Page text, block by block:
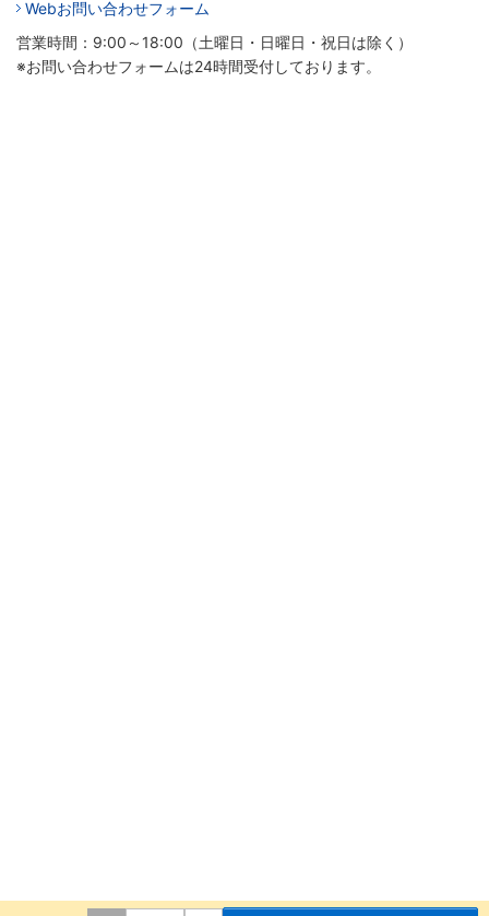
Webお問い合わせフォーム
営業時間：9:00～18:00（土曜日・日曜日・祝日は除く）
※お問い合わせフォームは24時間受付しております。